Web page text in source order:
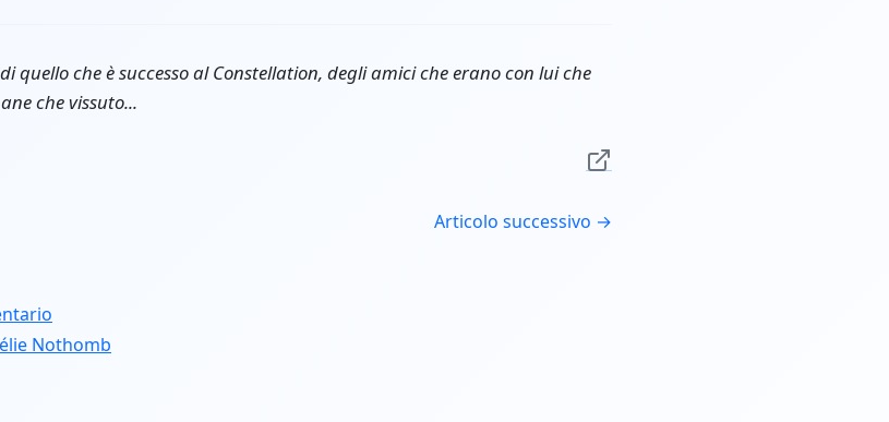
quello che è successo al Constellation, degli amici che erano con lui che
che vissuto...
Articolo successivo →
Nothomb